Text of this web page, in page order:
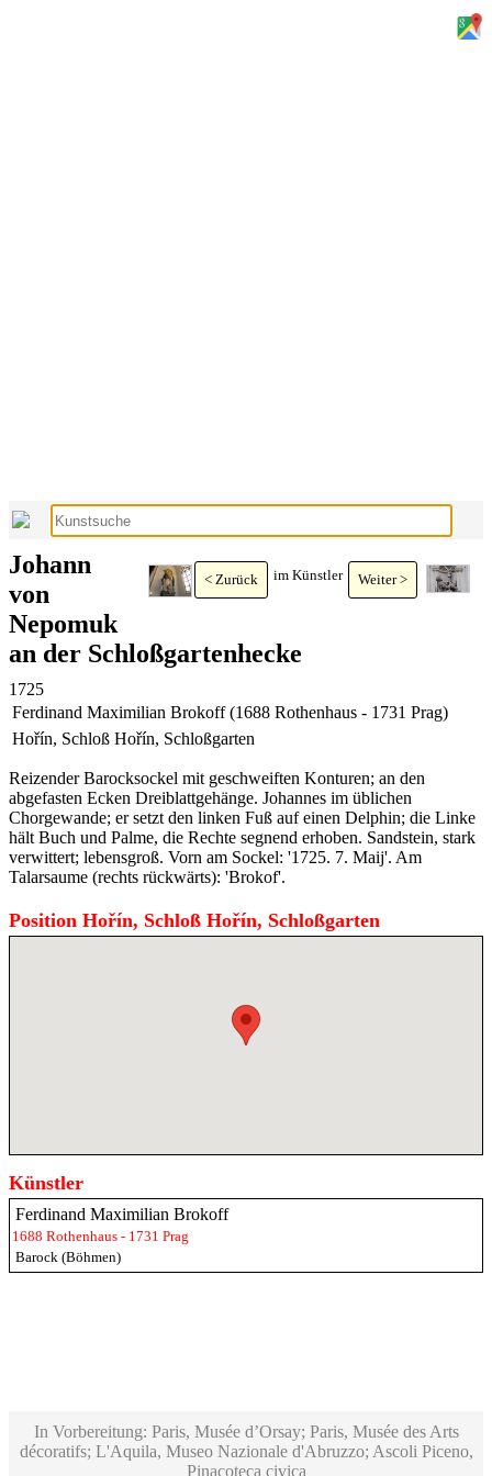
< Zurück im Künstler Weiter >
Johann
von
Nepomuk
an der Schloßgartenhecke
1725
Ferdinand Maximilian Brokoff (1688 Rothenhaus - 1731 Prag)
Hořín, Schloß Hořín, Schloßgarten
Reizender Barocksockel mit geschweiften Konturen; an den
abgefasten Ecken Dreiblattgehänge. Johannes im üblichen
Chorgewande; er setzt den linken Fuß auf einen Delphin; die Linke
hält Buch und Palme, die Rechte segnend erhoben. Sandstein, stark
verwittert; lebensgroß. Vorn am Sockel: '1725. 7. Maij'. Am
Talarsaume (rechts rückwärts): 'Brokof'.
Position Hořín, Schloß Hořín, Schloßgarten
Künstler
Ferdinand Maximilian Brokoff
1688 Rothenhaus - 1731 Prag
Barock (Böhmen)
In Vorbereitung: Paris, Musée d’Orsay; Paris, Musée des Arts
décoratifs; L'Aquila, Museo Nazionale d'Abruzzo; Ascoli Piceno,
Pinacoteca civica